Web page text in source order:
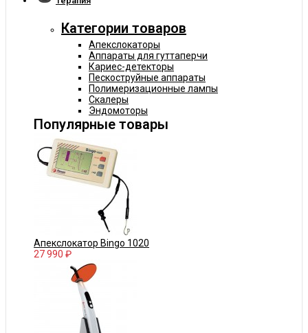
Категории товаров
Апекслокаторы
Аппараты для гуттаперчи
Кариес-детекторы
Пескоструйные аппараты
Полимеризационные лампы
Скалеры
Эндомоторы
Популярные товары
Апекслокатор Bingo 1020
27 990 ₽